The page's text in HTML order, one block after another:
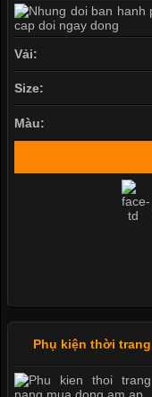
Vải:
Size:
Màu:
Phụ kiện thời